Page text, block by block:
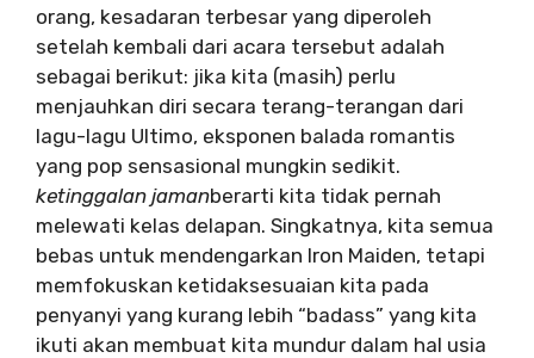
orang, kesadaran terbesar yang diperoleh
setelah kembali dari acara tersebut adalah
sebagai berikut: jika kita (masih) perlu
menjauhkan diri secara terang-terangan dari
lagu-lagu Ultimo, eksponen balada romantis
yang pop sensasional mungkin sedikit.
ketinggalan jamanberarti kita tidak pernah
melewati kelas delapan. Singkatnya, kita semua
bebas untuk mendengarkan Iron Maiden, tetapi
memfokuskan ketidaksesuaian kita pada
penyanyi yang kurang lebih “badass” yang kita
ikuti akan membuat kita mundur dalam hal usia